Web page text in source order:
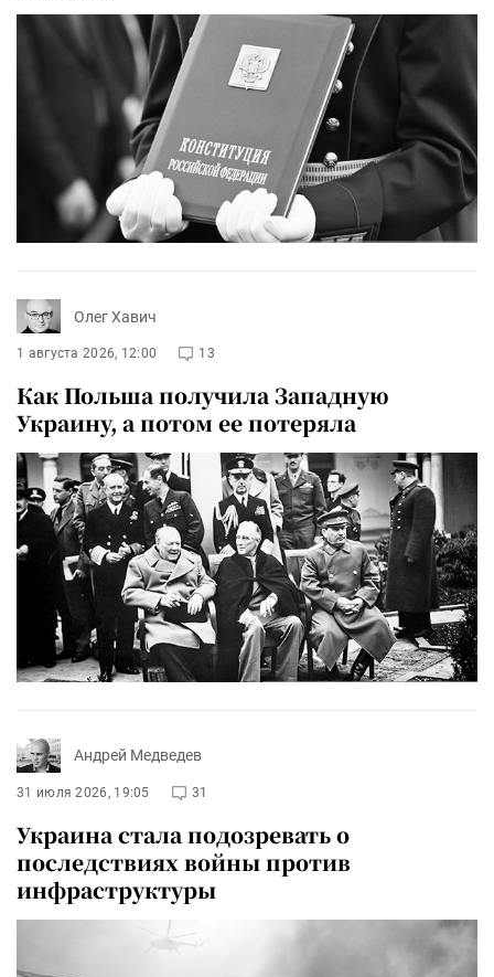
Олег Хавич
1 августа 2026, 12:00 13
Как Польша получила Западную
Украину, а потом ее потеряла
Андрей Медведев
31 июля 2026, 19:05 31
Украина стала подозревать о
последствиях войны против
инфраструктуры